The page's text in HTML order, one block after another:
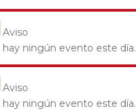
Aviso
hay ningún evento este día.
Aviso
hay ningún evento este día.